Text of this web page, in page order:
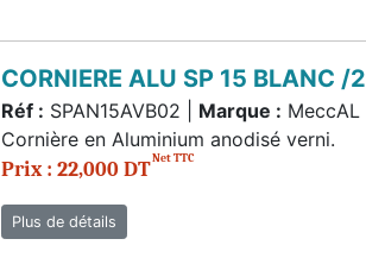
CORNIERE ALU SP 15 BLANC
Réf : SPAN15AVB02 | Marque : MeccAL
Cornière en Aluminium anodisé verni.
Prix : 22,000 DTNet TTC
Plus de détails